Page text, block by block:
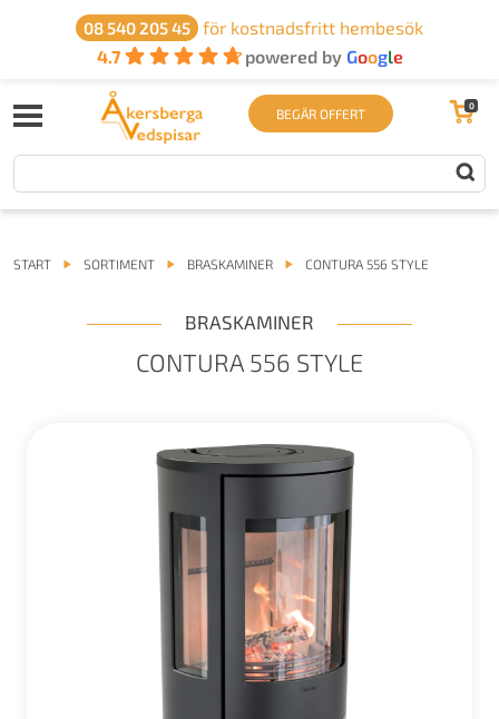
08 540 205 45
för kostnadsfritt hembesök
4.7
powered by Google
BEGÄR OFFERT 0
START SORTIMENT BRASKAMINER CONTURA 556 STYLE
BRASKAMINER
CONTURA 556 STYLE